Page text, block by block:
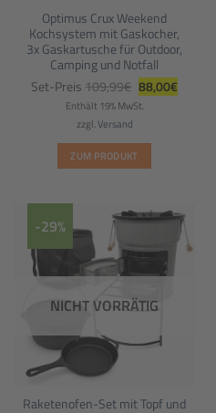
Optimus Crux Weekend
Kochsystem mit Gaskocher,
3x Gaskartusche für Outdoor,
Camping und Notfall
Set-Preis 109,99€ Ursprünglicher
Preis
war:
88,00€Aktueller
Preis
Enthält 19% MwSt.
zzgl.Versand
ZUM PRODUKT
-29%
NICHT VORRÄTIG
Raketenofen-Set mit Topf und